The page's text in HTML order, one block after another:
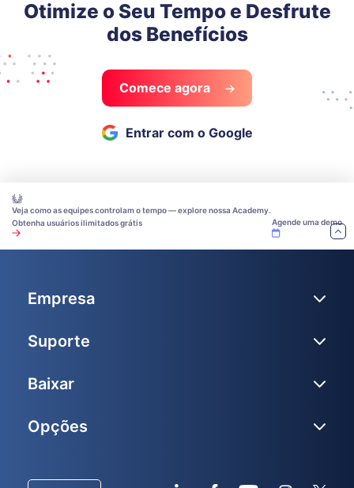
Otimize o Seu Tempo e Desfrute
dos Benefícios
Comece agora
Entrar com o Google
Veja como as equipes controlam o tempo — explore nossa Academy.
Obtenha usuários ilimitados grátis
Agende uma demo
Empresa
Suporte
Baixar
Opções